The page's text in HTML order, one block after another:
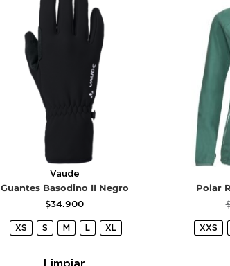
Vaude
Guantes Basodino II Negro
$34.900
XS S M L XL
Polar
XXS